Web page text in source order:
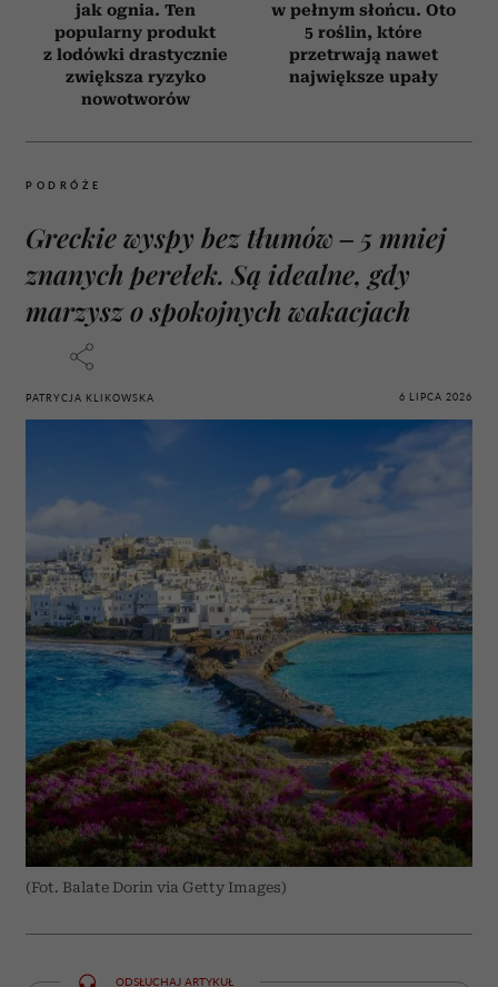
jak ognia. Ten
popularny produkt
z lodówki drastycznie
zwiększa ryzyko
nowotworów
w pełnym słońcu. Oto
5 roślin, które
przetrwają nawet
największe upały
PODRÓŻE
Greckie wyspy bez tłumów – 5 mniej
znanych perełek. Są idealne, gdy
marzysz o spokojnych wakacjach
PATRYCJA KLIKOWSKA 6 LIPCA 2026
(Fot. Balate Dorin via Getty Images)
ODSŁUCHAJ ARTYKUŁ